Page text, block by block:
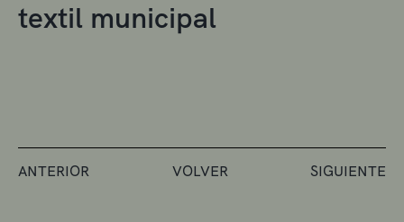
textil municipal
ANTERIOR VOLVER SIGUIENTE